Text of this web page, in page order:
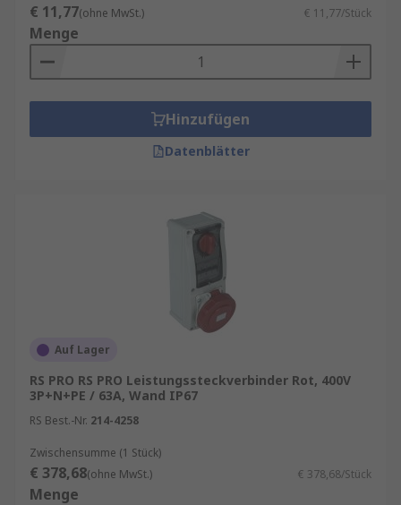
€ 11,77(ohne MwSt.) € 11,77/Stück
Menge
Hinzufügen
Datenblätter
Auf Lager
RS PRO RS PRO Leistungssteckverbinder Rot, 400V
3P+N+PE / 63A, Wand IP67
RS Best.-Nr. 214-4258
Zwischensumme (1 Stück)
€ 378,68(ohne MwSt.) € 378,68/Stück
Menge